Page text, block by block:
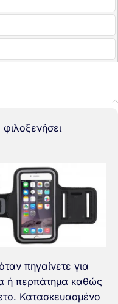
πηγαίνετε για
ή περπάτημα καθώς
Κατασκευασμένο